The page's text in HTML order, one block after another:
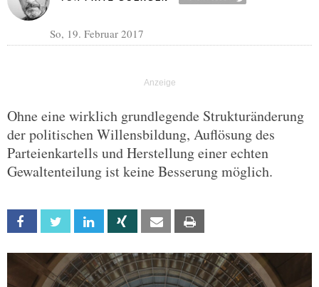
So, 19. Februar 2017
Ohne eine wirklich grundlegende Strukturänderung
der politischen Willensbildung, Auflösung des
Parteienkartells und Herstellung einer echten
Gewaltenteilung ist keine Besserung möglich.
Facebook Twitter Linkedin Xing Email